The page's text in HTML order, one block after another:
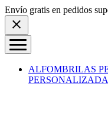
Skip to content
Envío gratis en pedidos
ALFOMBRILAS